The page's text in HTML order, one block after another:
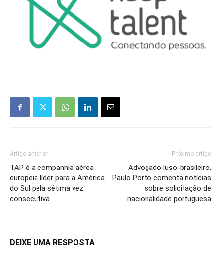
Artigo anterior
TAP é a companhia aérea
europeia líder para a América
do Sul pela sétima vez
consecutiva
Próximo artigo
Advogado luso-brasileiro,
Paulo Porto comenta notícias
sobre solicitação de
nacionalidade portuguesa
DEIXE UMA RESPOSTA